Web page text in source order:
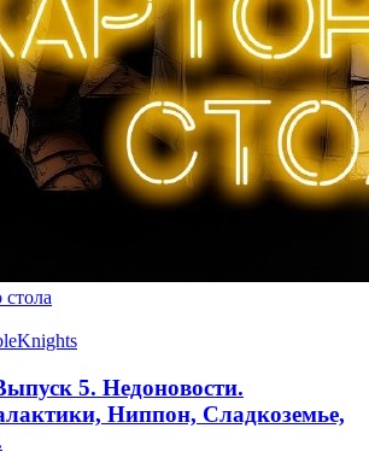
5. Недоновости.
Ниппон, Сладкоземье,